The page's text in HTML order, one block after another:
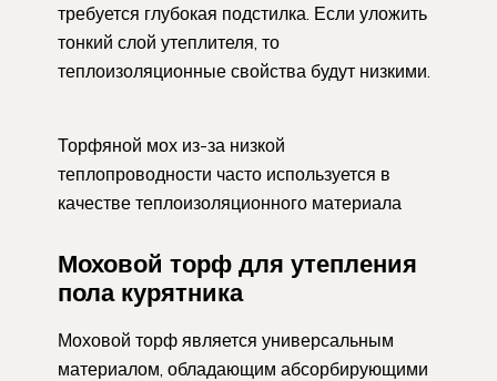
требуется глубокая подстилка. Если уложить
тонкий слой утеплителя, то
теплоизоляционные свойства будут низкими.
Торфяной мох из-за низкой
теплопроводности часто используется в
качестве теплоизоляционного материала
Моховой торф для утепления
пола курятника
Моховой торф является универсальным
материалом, обладающим абсорбирующими